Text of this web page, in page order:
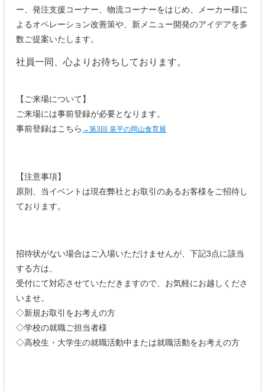
ー、発注支援コーナー、物流コーナーをはじめ、メーカー様に
よるオペレーション改善策や、新メニュー開発のアイデアを多
数ご提案いたします。
社員一同、心よりお待ちしております。
【ご来場について】
ご来場には事前登録が必要となります。
事前登録はこちら →第3回 泉平の岡山食育展
【注意事項】
原則、当イベントは現在弊社とお取引のあるお客様をご招待し
ております。
招待状がない場合はご入場いただけませんが、下記3点に該当
する方は、
受付にて対応させていただきますので、お気軽にお越しくださ
いませ。
◇新規お取引をお考えの方
◇学校の就職ご担当者様
◇高校生・大学生の就職活動中または就職活動をお考えの方